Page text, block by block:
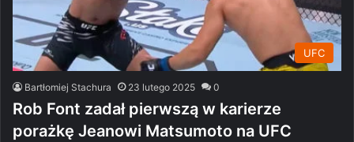
UFC
Bartłomiej Stachura 23 lutego 2025 0
Rob Font zadał pierwszą w karierze
porażkę Jeanowi Matsumoto na UFC